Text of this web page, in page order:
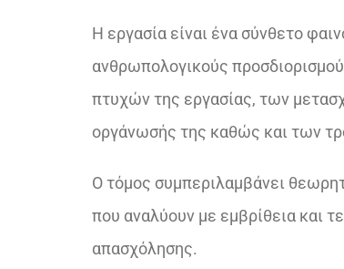
Η εργασία είναι ένα σύνθετο
ανθρωπολογικούς
πτυχών της εργασίας, των
οργάνωσής της καθώς και των
Ο τόμος συμπεριλαμβάνει
που αναλύουν με εμβρίθεια και
απασχόλησης.